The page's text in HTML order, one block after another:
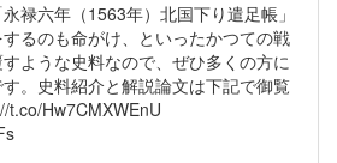
禄六年（1563年）北国下り遣足帳」
るのも命がけ、といったかつての戦
ような史料なので、ぜひ多くの方に
。史料紹介と解説論文は下記で御覧
t.co/Hw7CMXWEnU